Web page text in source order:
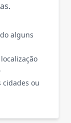
alguns
cidades ou